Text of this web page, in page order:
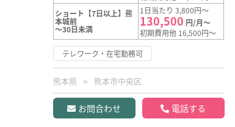
ショート【7日以上】熊
本城前
～30日未満
1日当たり 3,800円～
130,500 円/月～
初期費用他 16,500円～
テレワーク・在宅勤務可
熊本県 熊本市中央区
お問合わせ 電話する